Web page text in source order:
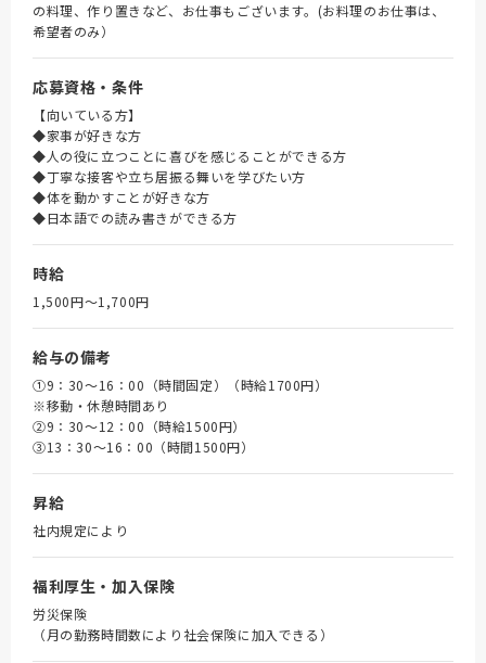
の料理、作り置きなど、お仕事もございます。(お料理のお仕事は、
希望者のみ）
応募資格・条件
【向いている方】
◆家事が好きな方
◆人の役に立つことに喜びを感じることができる方
◆丁寧な接客や立ち居振る舞いを学びたい方
◆体を動かすことが好きな方
◆日本語での読み書きができる方
時給
1,500円〜1,700円
給与の備考
①9：30～16：00（時間固定）（時給1700円）
※移動・休憩時間あり
➁9：30～12：00（時給1500円）
③13：30～16：00（時間1500円）
昇給
社内規定により
福利厚生・加入保険
労災保険
（月の勤務時間数により社会保険に加入できる）